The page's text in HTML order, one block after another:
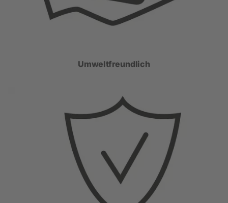
Umweltfreundlich